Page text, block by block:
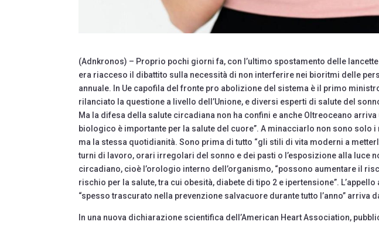
(Adnkronos) – Proprio pochi giorni fa, con l’ultimo spostamento delle
era riacceso il dibattito sulla necessità di non interferire nei bioritmi delle
annuale. In Ue capofila del fronte pro abolizione del sistema è il primo
rilanciato la questione a livello dell’Unione, e diversi esperti di salute del
Ma la difesa della salute circadiana non ha confini e anche Oltreoceano
biologico è importante per la salute del cuore”. A minacciarlo non sono solo i
ma la stessa quotidianità. Sono prima di tutto “gli stili di vita moderni a
turni di lavoro, orari irregolari del sonno e dei pasti o l’esposizione alla luce
circadiano, cioè l’orologio interno dell’organismo, “possono aumentare il
rischio per la salute, tra cui obesità, diabete di tipo 2 e ipertensione”.
“spesso trascurato nella prevenzione salvacuore durante tutto l’anno” arriva
In una nuova dichiarazione scientifica dell’American Heart Association,